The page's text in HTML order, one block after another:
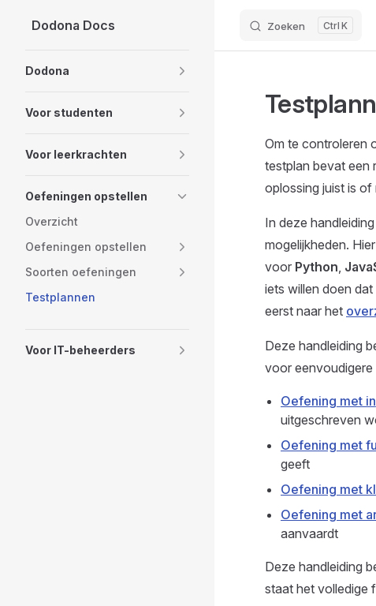
Skip to content
Dodona Docs Zoeken K
Dodona
Voor studenten
Voor leerkrachten
Oefeningen opstellen
Overzicht
Oefeningen opstellen
Soorten oefeningen
Testplannen
Voor IT-beheerders
Om te controleren
testplan bevat een
oplossing juist is of
In deze
mogelijkheden.
voor Python,
iets willen doen
eerst naar het
Deze handleiding
voor eenvoudigere
Oefening met
uitgeschreven
Oefening met
geeft
Oefening met
Oefening met
aanvaardt
Deze handleiding
staat het volledige